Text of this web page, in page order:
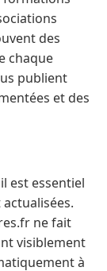
des
chaque
publient
et des
est essentiel
ne fait
visiblement
à